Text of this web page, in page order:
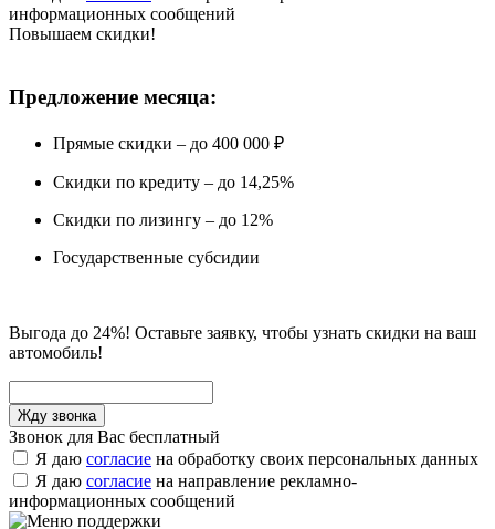
информационных сообщений
Повышаем скидки!
Предложение месяца:
Прямые скидки – до 400 000 ₽
Скидки по кредиту – до 14,25%
Скидки по лизингу – до 12%
Государственные субсидии
Выгода до 24%! Оставьте заявку, чтобы узнать скидки на ваш
автомобиль!
Звонок для Вас бесплатный
Я даю согласие на обработку своих персональных данных
Я даю согласие на направление рекламно-
информационных сообщений